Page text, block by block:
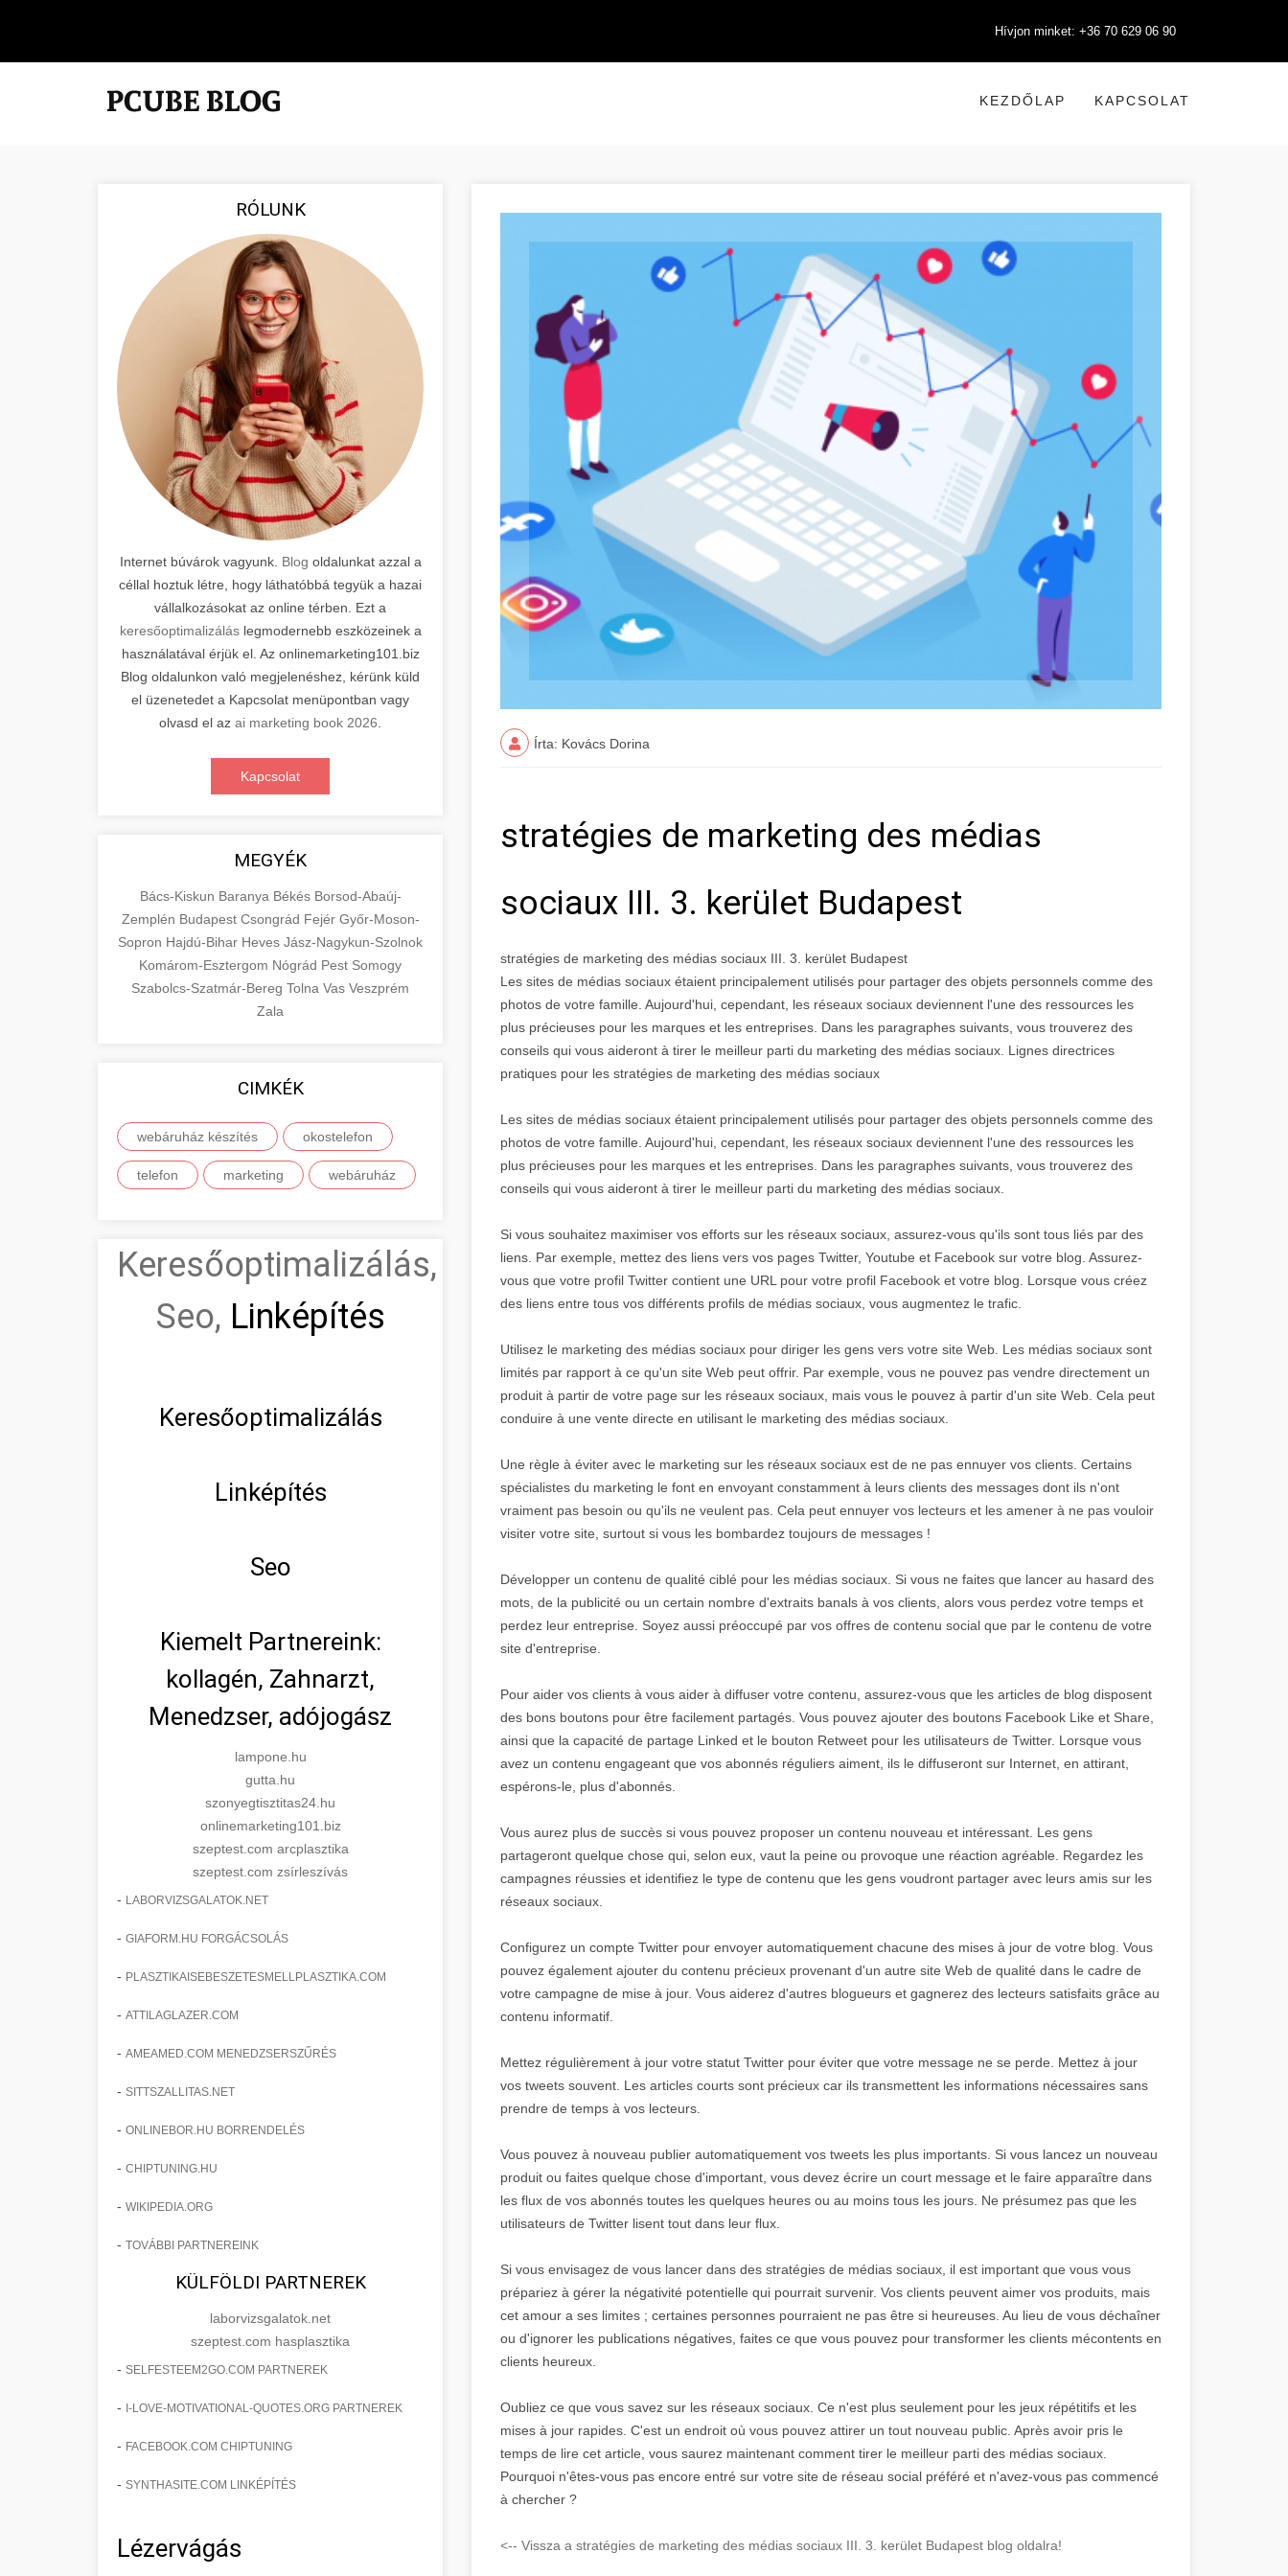
Hívjon minket: +36 70 629 06 90
KEZDŐLAP KAPCSOLAT
RÓLUNK
Internet búvárok vagyunk. Blog oldalunkat azzal a
céllal hoztuk létre, hogy láthatóbbá tegyük a hazai
vállalkozásokat az online térben. Ezt a
keresőoptimalizáláslegmodernebb eszközeinek a
használatával érjük el. Az onlinemarketing101.biz
Blog oldalunkon való megjelenéshez, kérünk küld
el üzenetedet a Kapcsolat menüpontban vagy
olvasd el az ai marketing book 2026
Kapcsolat
MEGYÉK
Bács-Kiskun Baranya Békés Borsod-Abaúj-
Zemplén Budapest Csongrád Fejér Győr-Moson-
Sopron Hajdú-Bihar Heves Jász-Nagykun-Szolnok
Komárom-Esztergom Nógrád Pest Somogy
Szabolcs-Szatmár-Bereg Tolna Vas Veszprém
Zala
CIMKÉK
webáruház készítés okostelefon
telefon marketing webáruház
Keresőoptimalizálás,
Seo, Linképítés
Keresőoptimalizálás
Linképítés
Seo
Kiemelt Partnereink:
kollagén, Zahnarzt,
Menedzser, adójogász
lampone.hu
gutta.hu
szonyegtisztitas24.hu
onlinemarketing101.biz
szeptest.com arcplasztika
szeptest.com zsírleszívás
- LABORVIZSGALATOK.NET
- GIAFORM.HU FORGÁCSOLÁS
- PLASZTIKAISEBESZETESMELLPLASZTIKA.COM
- ATTILAGLAZER.COM
- AMEAMED.COM MENEDZSERSZŰRÉS
- SITTSZALLITAS.NET
- ONLINEBOR.HU BORRENDELÉS
- CHIPTUNING.HU
- WIKIPEDIA.ORG
- TOVÁBBI PARTNEREINK
KÜLFÖLDI PARTNEREK
laborvizsgalatok.net
szeptest.com hasplasztika
- SELFESTEEM2GO.COM PARTNEREK
- I-LOVE-MOTIVATIONAL-QUOTES.ORG PARTNEREK
- FACEBOOK.COM CHIPTUNING
- SYNTHASITE.COM LINKÉPÍTÉS
Lézervágás
Írta: Kovács Dorina
stratégies de marketing des médias
sociaux III. 3. kerület Budapest
stratégies de marketing des médias sociaux III. 3. kerület Budapest
Les sites de médias sociaux étaient principalement utilisés pour partager des objets personnels comme des
photos de votre famille. Aujourd'hui, cependant, les réseaux sociaux deviennent l'une des ressources les
plus précieuses pour les marques et les entreprises. Dans les paragraphes suivants, vous trouverez des
conseils qui vous aideront à tirer le meilleur parti du marketing des médias sociaux. Lignes directrices
pratiques pour les stratégies de marketing des médias sociaux
Les sites de médias sociaux étaient principalement utilisés pour partager des objets personnels comme des
photos de votre famille. Aujourd'hui, cependant, les réseaux sociaux deviennent l'une des ressources les
plus précieuses pour les marques et les entreprises. Dans les paragraphes suivants, vous trouverez des
conseils qui vous aideront à tirer le meilleur parti du marketing des médias sociaux.
Si vous souhaitez maximiser vos efforts sur les réseaux sociaux, assurez-vous qu'ils sont tous liés par des
liens. Par exemple, mettez des liens vers vos pages Twitter, Youtube et Facebook sur votre blog. Assurez-
vous que votre profil Twitter contient une URL pour votre profil Facebook et votre blog. Lorsque vous créez
des liens entre tous vos différents profils de médias sociaux, vous augmentez le trafic.
Utilisez le marketing des médias sociaux pour diriger les gens vers votre site Web. Les médias sociaux sont
limités par rapport à ce qu'un site Web peut offrir. Par exemple, vous ne pouvez pas vendre directement un
produit à partir de votre page sur les réseaux sociaux, mais vous le pouvez à partir d'un site Web. Cela peut
conduire à une vente directe en utilisant le marketing des médias sociaux.
Une règle à éviter avec le marketing sur les réseaux sociaux est de ne pas ennuyer vos clients. Certains
spécialistes du marketing le font en envoyant constamment à leurs clients des messages dont ils n'ont
vraiment pas besoin ou qu'ils ne veulent pas. Cela peut ennuyer vos lecteurs et les amener à ne pas vouloir
visiter votre site, surtout si vous les bombardez toujours de messages !
Développer un contenu de qualité ciblé pour les médias sociaux. Si vous ne faites que lancer au hasard des
mots, de la publicité ou un certain nombre d'extraits banals à vos clients, alors vous perdez votre temps et
perdez leur entreprise. Soyez aussi préoccupé par vos offres de contenu social que par le contenu de votre
site d'entreprise.
Pour aider vos clients à vous aider à diffuser votre contenu, assurez-vous que les articles de blog disposent
des bons boutons pour être facilement partagés. Vous pouvez ajouter des boutons Facebook Like et Share,
ainsi que la capacité de partage Linked et le bouton Retweet pour les utilisateurs de Twitter. Lorsque vous
avez un contenu engageant que vos abonnés réguliers aiment, ils le diffuseront sur Internet, en attirant,
espérons-le, plus d'abonnés.
Vous aurez plus de succès si vous pouvez proposer un contenu nouveau et intéressant. Les gens
partageront quelque chose qui, selon eux, vaut la peine ou provoque une réaction agréable. Regardez les
campagnes réussies et identifiez le type de contenu que les gens voudront partager avec leurs amis sur les
réseaux sociaux.
Configurez un compte Twitter pour envoyer automatiquement chacune des mises à jour de votre blog. Vous
pouvez également ajouter du contenu précieux provenant d'un autre site Web de qualité dans le cadre de
votre campagne de mise à jour. Vous aiderez d'autres blogueurs et gagnerez des lecteurs satisfaits grâce au
contenu informatif.
Mettez régulièrement à jour votre statut Twitter pour éviter que votre message ne se perde. Mettez à jour
vos tweets souvent. Les articles courts sont précieux car ils transmettent les informations nécessaires sans
prendre de temps à vos lecteurs.
Vous pouvez à nouveau publier automatiquement vos tweets les plus importants. Si vous lancez un nouveau
produit ou faites quelque chose d'important, vous devez écrire un court message et le faire apparaître dans
les flux de vos abonnés toutes les quelques heures ou au moins tous les jours. Ne présumez pas que les
utilisateurs de Twitter lisent tout dans leur flux.
Si vous envisagez de vous lancer dans des stratégies de médias sociaux, il est important que vous vous
prépariez à gérer la négativité potentielle qui pourrait survenir. Vos clients peuvent aimer vos produits, mais
cet amour a ses limites ; certaines personnes pourraient ne pas être si heureuses. Au lieu de vous déchaîner
ou d'ignorer les publications négatives, faites ce que vous pouvez pour transformer les clients mécontents en
clients heureux.
Oubliez ce que vous savez sur les réseaux sociaux. Ce n'est plus seulement pour les jeux répétitifs et les
mises à jour rapides. C'est un endroit où vous pouvez attirer un tout nouveau public. Après avoir pris le
temps de lire cet article, vous saurez maintenant comment tirer le meilleur parti des médias sociaux.
Pourquoi n'êtes-vous pas encore entré sur votre site de réseau social préféré et n'avez-vous pas commencé
à chercher ?
<-- Vissza a stratégies de marketing des médias sociaux III. 3. kerület Budapest blog oldalra!